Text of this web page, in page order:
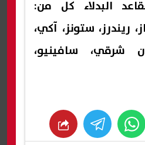
البدلاء كل من:
ريندرز، ستونز، آكي،
شرقي، سافينيو،
whats